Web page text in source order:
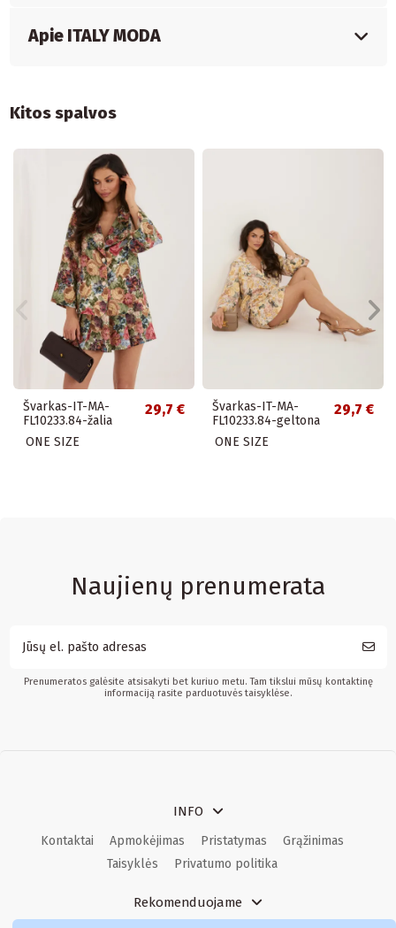
Apie ITALY MODA
Kitos spalvos
Švarkas-IT-MA-
FL10233.84-žalia
29,7 €
ONE SIZE
Švarkas-IT-MA-
FL10233.84-geltona
29,7 €
ONE SIZE
Naujienų prenumerata
Prenumeratos galėsite atsisakyti bet kuriuo metu. Tam tikslui mūsų kontaktinę
informaciją rasite parduotuvės taisyklėse.
INFO
Kontaktai Apmokėjimas Pristatymas
Grąžinimas
Taisyklės
Privatumo politika
Rekomenduojame